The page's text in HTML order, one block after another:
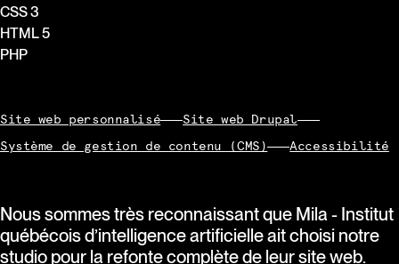
CSS 3
HTML 5
PHP
Site web personnalisé
Site web Drupal
Système de gestion de contenu (CMS)
Accessibilité
Nous sommes très reconnaissant que Mila - Institut
québécois d’intelligence artificielle ait choisi notre
studio pour la refonte complète de leur site web.